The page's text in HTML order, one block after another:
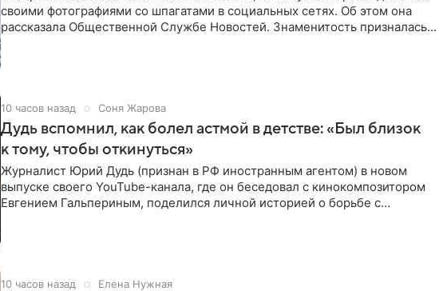
своими фотографиями со шпагатами в социальных сетях. Об этом она
рассказала Общественной Службе Новостей. Знаменитость призналась,
10 часов назад Соня Жарова
Дудь вспомнил, как болел астмой в детстве: «Был близок
к тому, чтобы откинуться»
Журналист Юрий Дудь (признан в РФ иностранным агентом) в новом
выпуске своего YouTube-канала, где он беседовал с кинокомпозитором
Евгением Гальпериным, поделился личной историей о борьбе с
10 часов назад Елена Нужная